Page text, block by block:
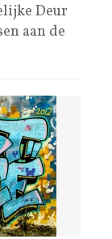
Deur
aan de